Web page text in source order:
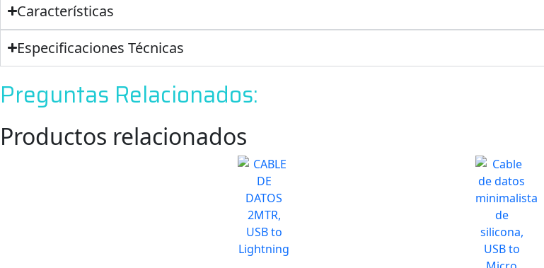
Características
Especificaciones Técnicas
Preguntas Relacionados:
Productos relacionados